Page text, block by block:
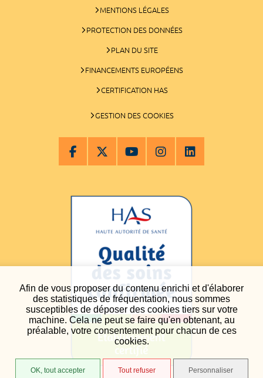
Afin de vous proposer du contenu enrichi et d'élaborer
des statistiques de fréquentation, nous sommes
susceptibles de déposer des cookies tiers sur votre
machine. Cela ne peut se faire qu'en obtenant, au
préalable, votre consentement pour chacun de ces
cookies.
OK, tout accepter Tout refuser Personnaliser
MENTIONS LÉGALES
PROTECTION DES DONNÉES
PLAN DU SITE
FINANCEMENTS EUROPÉENS
CERTIFICATION HAS
GESTION DES COOKIES